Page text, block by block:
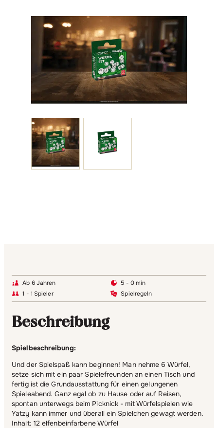
Ab 6 Jahren
5 - 0 min
1 - 1 Spieler
Spielregeln
Beschreibung
Spielbeschreibung:
Und der Spielspaß kann beginnen! Man nehme 6 Würfel,
setze sich mit ein paar Spielefreunden an einen Tisch und
fertig ist die Grundausstattung für einen gelungenen
Spieleabend. Ganz egal ob zu Hause oder auf Reisen,
spontan unterwegs beim Picknick - mit Würfelspielen wie
Yatzy kann immer und überall ein Spielchen gewagt werden.
Inhalt: 12 elfenbeinfarbene Würfel